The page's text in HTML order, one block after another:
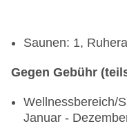
Saunen: 1,
Gegen Gebühr
Wellnessbereich/
Januar -